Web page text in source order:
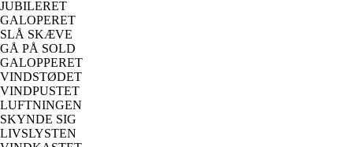
JUBILERET
GALOPERET
SLÅ SKÆVE
GÅ PÅ SOLD
GALOPPERET
VINDSTØDET
VINDPUSTET
LUFTNINGEN
SKYNDE SIG
LIVSLYSTEN